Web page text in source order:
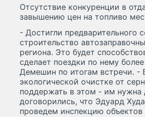
Отсутствие конкуренции в
завышению цен на топливо
- Достигли предварительного
строительство
региона. Это будет
сделает поездки по нему
Демешин по итогам встречи.
экологической очистке от
поддержать в этом - им нужна
договорились, что Эдуард
проведем инспекцию